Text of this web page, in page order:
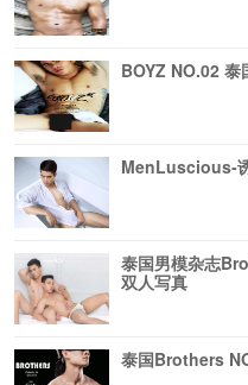
BOYZ NO.02
MenLuscious-
泰国男模杂志
双人写真
泰国Brothers